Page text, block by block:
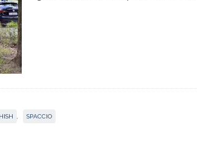
SPACCIO